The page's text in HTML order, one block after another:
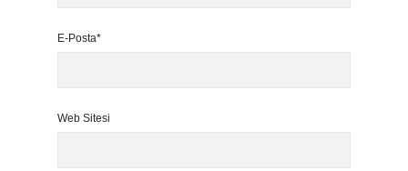
E-Posta*
Web Sitesi